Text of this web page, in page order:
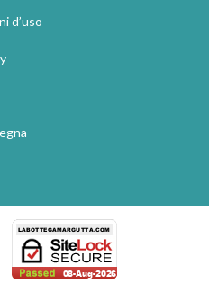
d’uso